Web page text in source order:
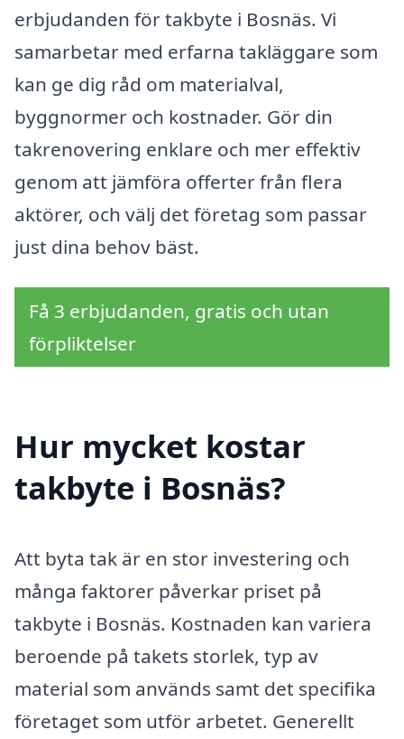
erbjudanden för takbyte i Bosnäs. Vi
samarbetar med erfarna takläggare som
kan ge dig råd om materialval,
byggnormer och kostnader. Gör din
takrenovering enklare och mer effektiv
genom att jämföra offerter från flera
aktörer, och välj det företag som passar
just dina behov bäst.
Få 3 erbjudanden, gratis och utan
förpliktelser
Hur mycket kostar
takbyte i Bosnäs?
Att byta tak är en stor investering och
många faktorer påverkar priset på
takbyte i Bosnäs. Kostnaden kan variera
beroende på takets storlek, typ av
material som används samt det specifika
företaget som utför arbetet. Generellt